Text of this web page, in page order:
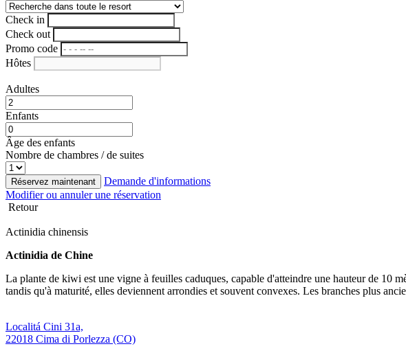
Check in
Check out
Promo code
Hôtes
Adultes
Enfants
Âge des enfants
Nombre de chambres / de suites
Réservez maintenant
Demande d'informations
Modifier ou annuler une réservation
Retour
Actinidia chinensis
Actinidia de Chine
La plante de kiwi est une vigne à feuilles caduques, capable d'atteindre une hauteur de 10
tandis qu'à maturité, elles deviennent arrondies et souvent convexes. Les branches plus
Localitá Cini 31a,
22018 Cima di Porlezza (CO)